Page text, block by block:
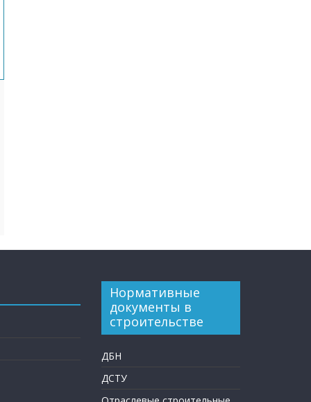
Нормативные
документы в
строительстве
ДБН
ДСТУ